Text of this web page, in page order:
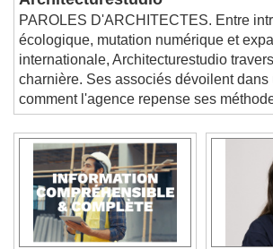
Architecturestudio
PAROLES D'ARCHITECTES. Entre
écologique, mutation numérique et
internationale, Architecturestudio
charnière. Ses associés dévoilent dans
comment l'agence repense ses